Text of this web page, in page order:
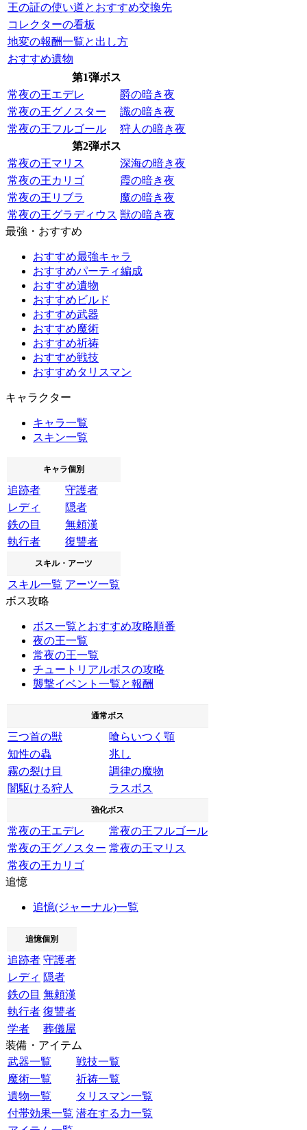
王の証の使い道とおすすめ交換先
コレクターの看板
地変の報酬一覧と出し方
おすすめ遺物
第1弾ボス
常夜の王エデレ
爵の暗き夜
常夜の王グノスター
識の暗き夜
常夜の王フルゴール
狩人の暗き夜
第2弾ボス
常夜の王マリス
深海の暗き夜
常夜の王カリゴ
霞の暗き夜
常夜の王リブラ
魔の暗き夜
常夜の王グラディウス 獣の暗き夜
最強・おすすめ
おすすめ最強キャラ
おすすめパーティ編成
おすすめ遺物
おすすめビルド
おすすめ武器
おすすめ魔術
おすすめ祈祷
おすすめ戦技
おすすめタリスマン
キャラクター
キャラ一覧
スキン一覧
キャラ個別
追跡者
守護者
レディ
隠者
鉄の目
無頼漢
執行者
復讐者
スキル・アーツ
スキル一覧 アーツ一覧
ボス攻略
ボス一覧とおすすめ攻略順番
夜の王一覧
常夜の王一覧
チュートリアルボスの攻略
襲撃イベント一覧と報酬
通常ボス
三つ首の獣
喰らいつく顎
知性の蟲
兆し
霧の裂け目
調律の魔物
闇駆ける狩人
ラスボス
強化ボス
常夜の王エデレ
常夜の王フルゴール
常夜の王グノスター 常夜の王マリス
常夜の王カリゴ
追憶
追憶(ジャーナル)一覧
追憶個別
追跡者 守護者
レディ 隠者
鉄の目 無頼漢
執行者 復讐者
学者
葬儀屋
装備・アイテム
武器一覧
戦技一覧
魔術一覧
祈祷一覧
遺物一覧
タリスマン一覧
付帯効果一覧 潜在する力一覧